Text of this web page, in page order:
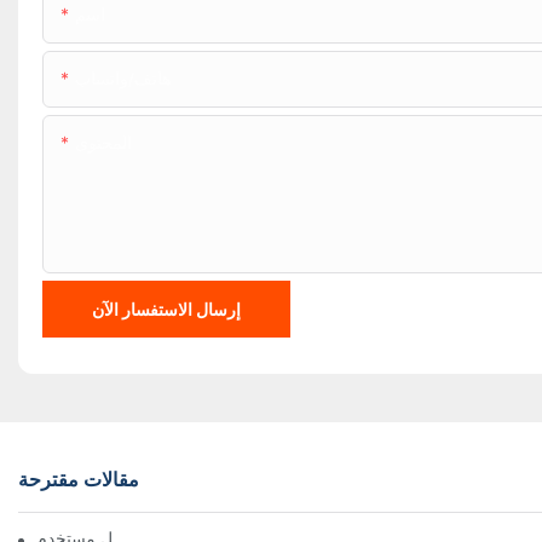
إرسال الاستفسار الآن
مقالات مقترحة